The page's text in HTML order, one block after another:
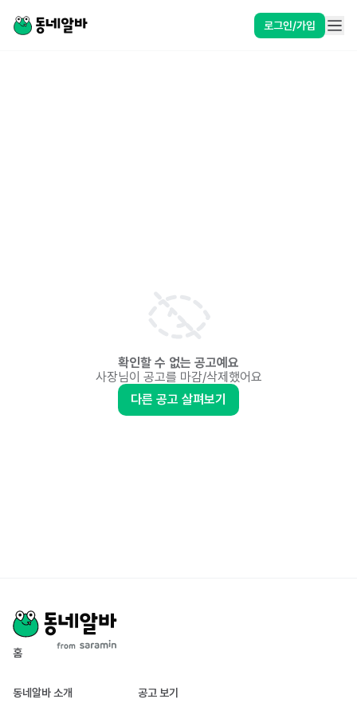
로그인/가입
확인할 수 없는 공고예요
사장님이 공고를 마감/삭제했어요
다른 공고 살펴보기
홈
동네알바 소개 공고 보기